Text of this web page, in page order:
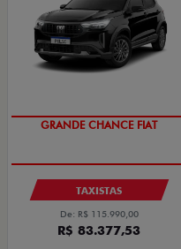
OPORTUNIDADE
TAXISTAS
De: R$ 115.990,00
R$ 83.377,53